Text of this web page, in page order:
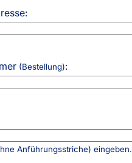
(Bestellung):
Anführungsstriche) eingeben.